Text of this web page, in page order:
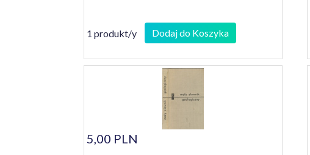
1 produkt/y Dodaj do Koszyka
5,00 PLN